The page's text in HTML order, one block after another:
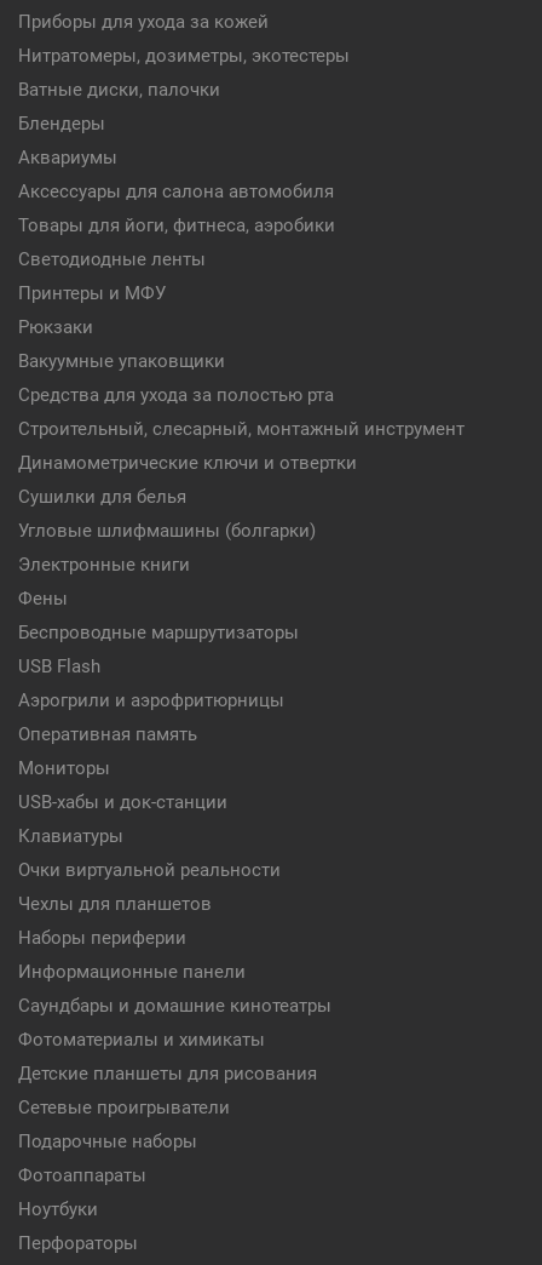
Приборы для ухода за кожей
Нитратомеры, дозиметры, экотестеры
Ватные диски, палочки
Блендеры
Аквариумы
Аксессуары для салона автомобиля
Товары для йоги, фитнеса, аэробики
Светодиодные ленты
Принтеры и МФУ
Рюкзаки
Вакуумные упаковщики
Средства для ухода за полостью рта
Строительный, слесарный, монтажный инструмент
Динамометрические ключи и отвертки
Сушилки для белья
Угловые шлифмашины (болгарки)
Электронные книги
Фены
Беспроводные маршрутизаторы
USB Flash
Аэрогрили и аэрофритюрницы
Оперативная память
Мониторы
USB-хабы и док-станции
Клавиатуры
Очки виртуальной реальности
Чехлы для планшетов
Наборы периферии
Информационные панели
Саундбары и домашние кинотеатры
Фотоматериалы и химикаты
Детские планшеты для рисования
Сетевые проигрыватели
Подарочные наборы
Фотоаппараты
Ноутбуки
Перфораторы